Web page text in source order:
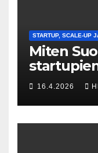
STARTUP, SCALE-UP
Miten
Tesin Piia
kovat
16.4.2026